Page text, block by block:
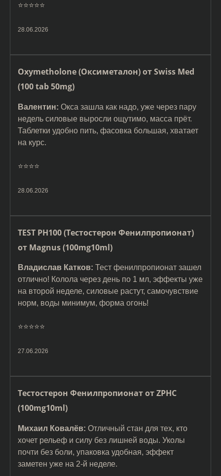
⭐️⭐️⭐️⭐️⭐️
28.06.2026
Oxymetholone (Оксиметалон) от Swiss Med
(100 tab 50mg)
Валентин: Окса зашла как надо, уже через пару
недель силовые выросли ощутимо, масса прёт.
Таблетки удобно пить, фасовка большая, хватает
на курс.
⭐️⭐️⭐️⭐️
28.06.2026
TEST PH100 (Тестостерон Фенилпропионат)
от Magnus (100mg10ml)
Владислав Катков: Тест фенилпропионат зашел
отлично! Колола через день по 1 мл, эффекты уже
на второй неделе, силовые растут, самочувствие
норм, воды минимум, форма огонь!
⭐️⭐️⭐️⭐️⭐️
27.06.2026
Тестостерон Фенилпропионат от ZPHC
(100mg10ml)
Михаил Ковалёв: Отличный стан для тех, кто
хочет рельеф и силу без лишней воды. Уколы
почти без боли, упаковка удобная, эффект
заметен уже на 2-й неделе.